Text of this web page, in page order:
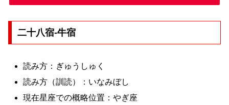
二十八宿-牛宿
読み方：ぎゅうしゅく
読み方（訓読）：いなみぼし
現在星座での概略位置：やぎ座